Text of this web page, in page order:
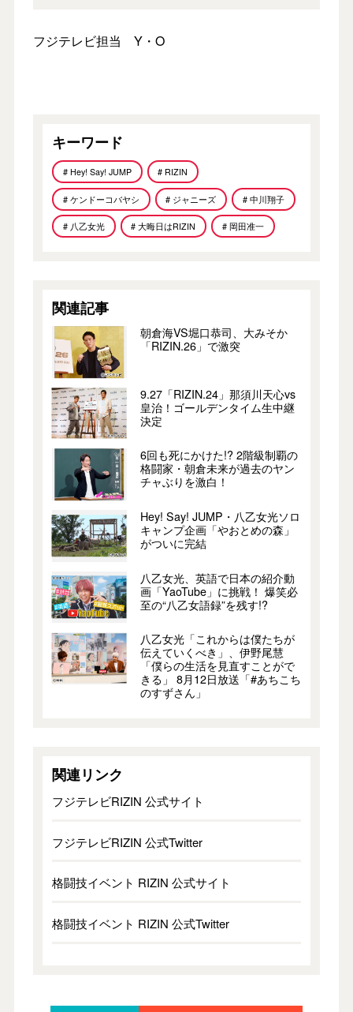
フジテレビ担当 Y・O
キーワード
# Hey! Say! JUMP # RIZIN
# ケンドーコバヤシ # ジャニーズ # 中川翔子
# 八乙女光 # 大晦日はRIZIN # 岡田准一
関連記事
朝倉海VS堀口恭司、大みそか
「RIZIN.26」で激突
9.27「RIZIN.24」那須川天心vs
皇治！ゴールデンタイム生中継
決定
6回も死にかけた!? 2階級制覇の
格闘家・朝倉未来が過去のヤン
チャぶりを激白！
Hey! Say! JUMP・八乙女光ソロ
キャンプ企画「やおとめの森」
がついに完結
八乙女光、英語で日本の紹介動
画「YaoTube」に挑戦！ 爆笑必
至の“八乙女語録”を残す!?
八乙女光「これからは僕たちが
伝えていくべき」、伊野尾慧
「僕らの生活を見直すことがで
きる」 8月12日放送「#あちこち
のすずさん」
関連リンク
フジテレビRIZIN 公式サイト
フジテレビRIZIN 公式Twitter
格闘技イベント RIZIN 公式サイト
格闘技イベント RIZIN 公式Twitter